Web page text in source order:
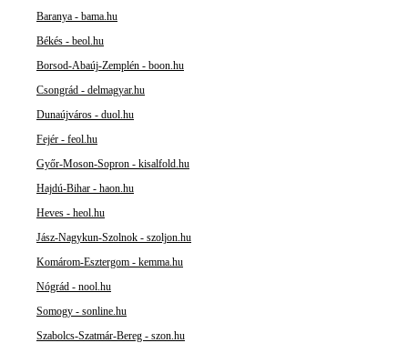
Baranya - bama.hu
Békés - beol.hu
Borsod-Abaúj-Zemplén - boon.hu
Csongrád - delmagyar.hu
Dunaújváros - duol.hu
Fejér - feol.hu
Győr-Moson-Sopron - kisalfold.hu
Hajdú-Bihar - haon.hu
Heves - heol.hu
Jász-Nagykun-Szolnok - szoljon.hu
Komárom-Esztergom - kemma.hu
Nógrád - nool.hu
Somogy - sonline.hu
Szabolcs-Szatmár-Bereg - szon.hu